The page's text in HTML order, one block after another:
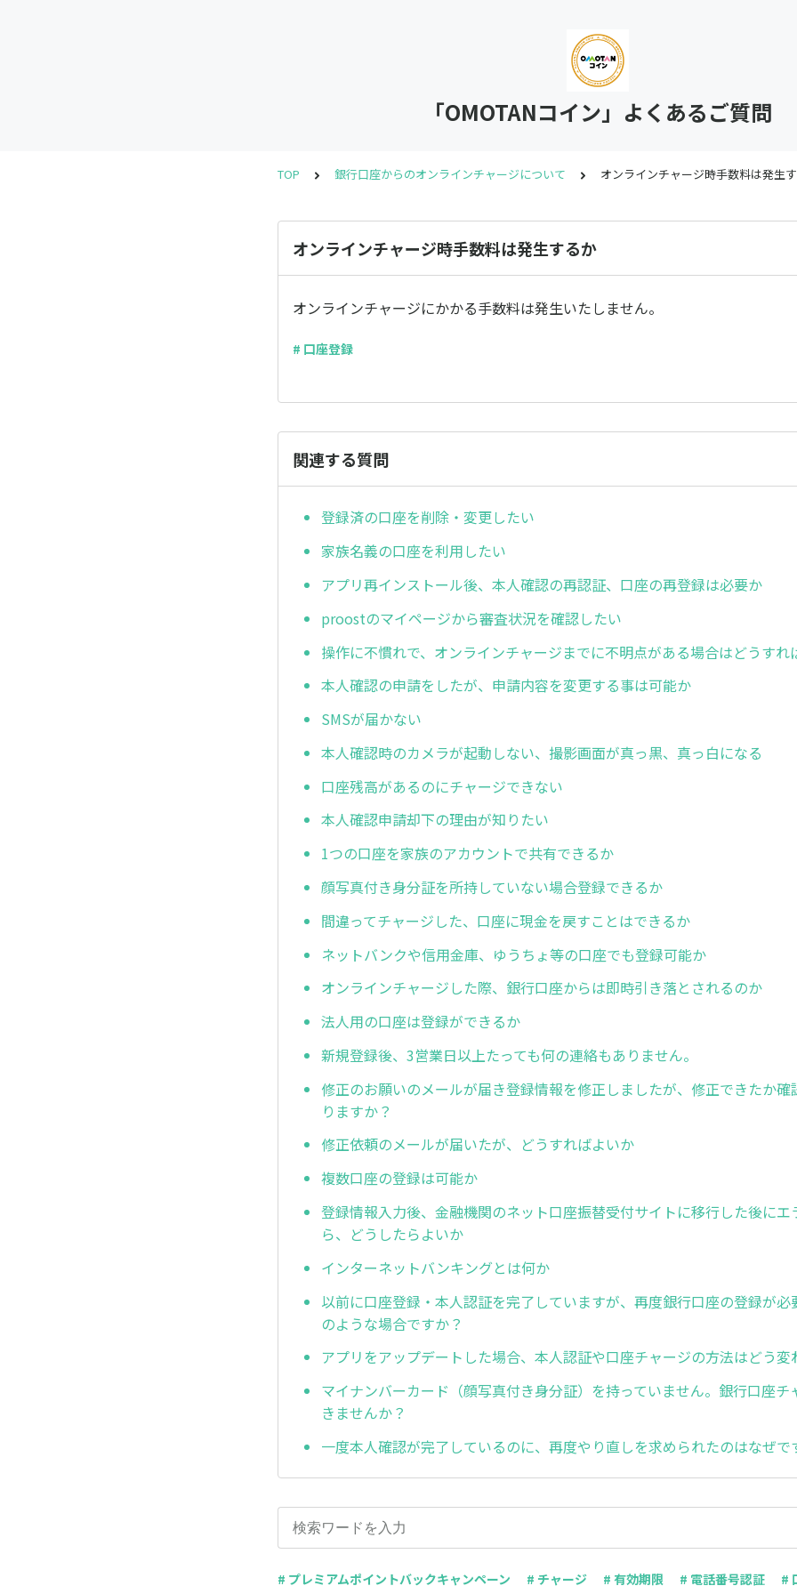
「OMOTANコイン」よくあるご質問
TOP 銀行口座からのオンラインチャージについて オンラインチャージ時手数料は発生
オンラインチャージ時手数料は発生するか
オンラインチャージにかかる手数料は発生いたしません。
# 口座登録
関連する質問
登録済の口座を削除・変更したい
家族名義の口座を利用したい
アプリ再インストール後、本人確認の再認証、口座の再登録は必要か
proostのマイページから審査状況を確認したい
操作に不慣れで、オンラインチャージまでに不明点がある場合はどうすれ
本人確認の申請をしたが、申請内容を変更する事は可能か
SMSが届かない
本人確認時のカメラが起動しない、撮影画面が真っ黒、真っ白になる
口座残高があるのにチャージできない
本人確認申請却下の理由が知りたい
1つの口座を家族のアカウントで共有できるか
顔写真付き身分証を所持していない場合登録できるか
間違ってチャージした、口座に現金を戻すことはできるか
ネットバンクや信用金庫、ゆうちょ等の口座でも登録可能か
オンラインチャージした際、銀行口座からは即時引き落とされるのか
法人用の口座は登録ができるか
新規登録後、3営業日以上たっても何の連絡もありません。
修正のお願いのメールが届き登録情報を修正しましたが、修正できたか確
りますか？
修正依頼のメールが届いたが、どうすればよいか
複数口座の登録は可能か
登録情報入力後、金融機関のネット口座振替受付サイトに移行した後にエ
ら、どうしたらよいか
インターネットバンキングとは何か
以前に口座登録・本人認証を完了していますが、再度銀行口座の登録が必
のような場合ですか？
アプリをアップデートした場合、本人認証や口座チャージの方法はどう変
マイナンバーカード（顔写真付き身分証）を持っていません。銀行口座チ
きませんか？
一度本人確認が完了しているのに、再度やり直しを求められたのはなぜで
# プレミアムポイントバックキャンペーン # チャージ # 有効期限 # 電話番号認証 #